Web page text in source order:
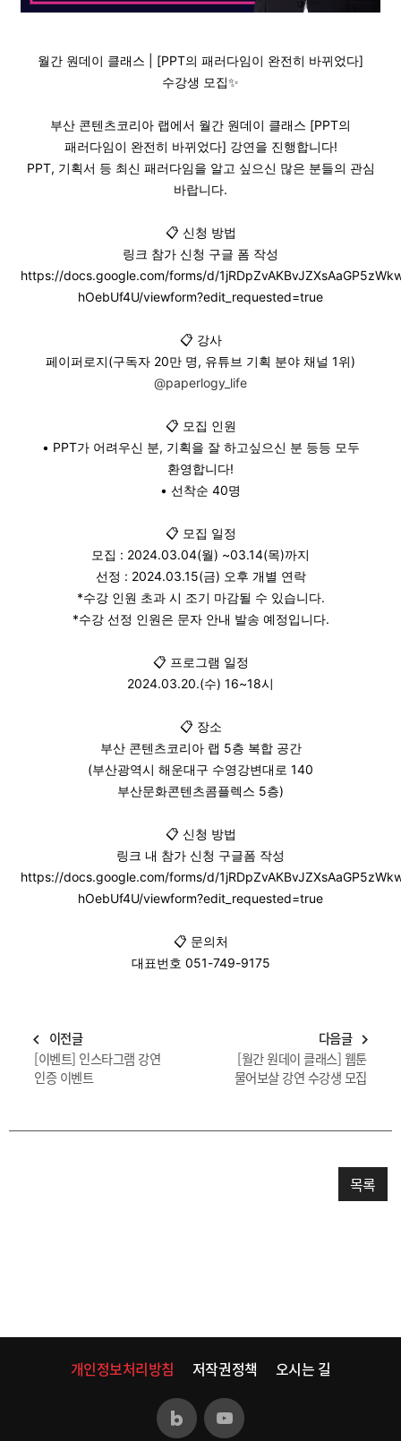
월간 원데이 클래스 | [PPT의 패러다임이 완전히 바뀌었다]
수강생 모집✨
부산 콘텐츠코리아 랩에서 월간 원데이 클래스 [PPT의
패러다임이 완전히 바뀌었다] 강연을 진행합니다!
PPT, 기획서 등 최신 패러다임을 알고 싶으신 많은 분들의 관심
바랍니다.
📋 신청 방법
링크 참가 신청 구글 폼 작성
https://docs.google.com/forms/d/
hOebUf4U/viewform?edit_requested=true
📋 강사
페이퍼로지(구독자 20만 명, 유튜브 기획 분야 채널 1위)
@paperlogy_life
📋 모집 인원
• PPT가 어려우신 분, 기획을 잘 하고싶으신 분 등등 모두
환영합니다!
• 선착순 40명
📋 모집 일정
모집 : 2024.03.04(월) ~03.14(목)까지
선정 : 2024.03.15(금) 오후 개별 연락
*수강 인원 초과 시 조기 마감될 수 있습니다.
*수강 선정 인원은 문자 안내 발송 예정입니다.
📋 프로그램 일정
2024.03.20.(수) 16~18시
📋 장소
부산 콘텐츠코리아 랩 5층 복합 공간
(부산광역시 해운대구 수영강변대로 140
부산문화콘텐츠콤플렉스 5층)
📋 신청 방법
링크 내 참가 신청 구글폼 작성
https://docs.google.com/forms/d/
hOebUf4U/viewform?edit_requested=true
📋 문의처
대표번호 051-749-9175
navigate_before 이전글
[이벤트] 인스타그램 강연
인증 이벤트
다음글 navigate_next
[월간 원데이 클래스] 웹툰
물어보살 강연 수강생 모집
목록
개인정보처리방침 저작권정책 오시는 길